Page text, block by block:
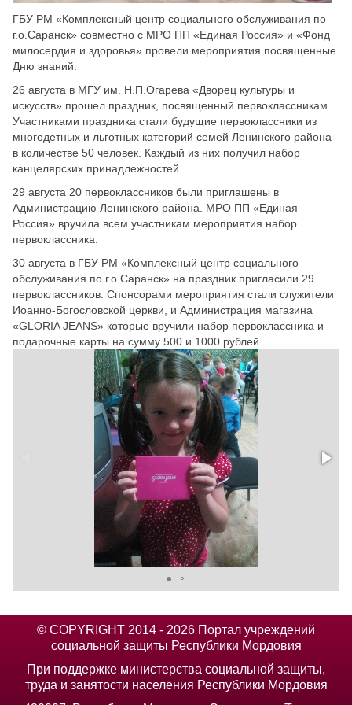
ГБУ РМ «Комплексный центр социального обслуживания по
г.о.Саранск» совместно с МРО ПП «Единая Россия» и «Фонд
милосердия и здоровья» провели мероприятия посвященные
Дню знаний.
26 августа в МГУ им. Н.П.Огарева «Дворец культуры и
искусств» прошел праздник, посвященный первоклассникам.
Участниками праздника стали будущие первоклассники из
многодетных и льготных категорий семей Ленинского района
в количестве 50 человек. Каждый из них получил набор
канцелярских принадлежностей.
29 августа 20 первоклассников были приглашены в
Администрацию Ленинского района. МРО ПП «Единая
Россия» вручила всем участникам мероприятия набор
первоклассника.
30 августа в ГБУ РМ «Комплексный центр социального
обслуживания по г.о.Саранск» на праздник пригласили 29
первоклассников. Спонсорами мероприятия стали служители
Иоанно-Богословской церкви, и Администрация магазина
«GLORIA JEANS» которые вручили набор первоклассника и
подарочные карты на сумму 500 и 1000 рублей.
© COPYRIGHT 2014 - 2026 Портал учреждений
социальной защиты Республики Мордовия
При поддержке министерства социальной защиты,
труда и занятости населения Республики Мордовия